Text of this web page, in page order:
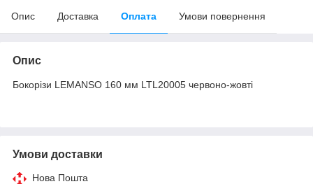
Опис Доставка Оплата Умови повернення
Опис
Бокорізи LEMANSO 160 мм LTL20005 червоно-жовті
Умови доставки
Нова Пошта